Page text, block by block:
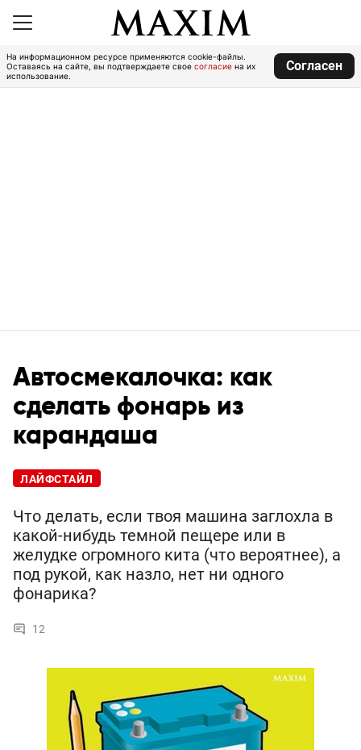
На информационном ресурсе применяются cookie-файлы.
Оставаясь на сайте, вы подтверждаете свое согласие на их
использование.
Согласен
Автосмекалочка: как
сделать фонарь из
карандаша
ЛАЙФСТАЙЛ
Что делать, если твоя машина заглохла в
какой-нибудь темной пещере или в
желудке огромного кита (что вероятнее), а
под рукой, как назло, нет ни одного
фонарика?
12